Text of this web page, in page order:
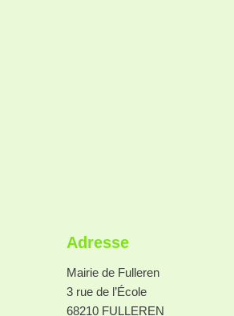
Adresse
Mairie de Fulleren
3 rue de l’École
68210 FULLEREN